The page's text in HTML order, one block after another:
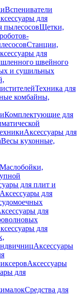
Вспениватели
для
пылесосовЩетки,
Станции,
для
швейного
и сушильных
Техника для
комбайны,
Комплектующие для
Аксессуары для
Весы кухонные,
Маслобойки,
для плит и
Аксессуары для
для
для
Аксессуары
Аксессуары
для
Средства для